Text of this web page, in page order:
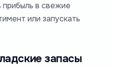
в свежие
или запускать
запасы